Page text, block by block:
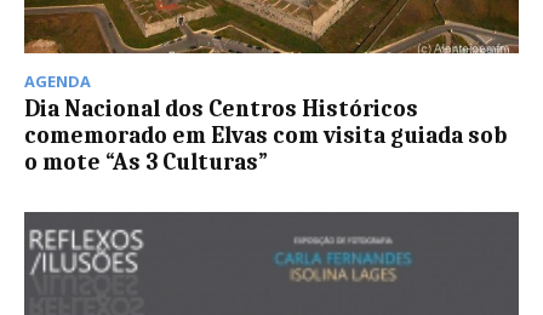
AGENDA
Dia Nacional dos Centros Históricos
comemorado em Elvas com visita guiada sob
o mote “As 3 Culturas”